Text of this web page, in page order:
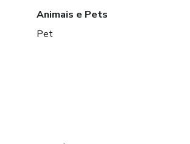
Animais e Pets
Pet